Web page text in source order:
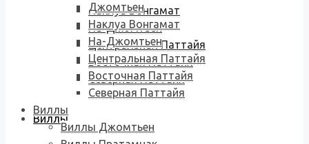
Наклуа Вонгамат
На-Джомтьен
Центральная Паттайя
Восточная Паттайя
Северная Паттайя
Виллы
Джомтьен
Наклуа Вонгамат
На-Джомтьен
Центральная Паттайя
Восточная Паттайя
Северная Паттайя
Виллы
Виллы Джомтьен